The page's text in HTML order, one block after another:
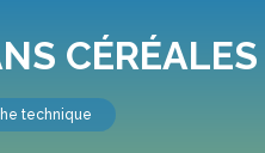
CÉRÉALES
technique